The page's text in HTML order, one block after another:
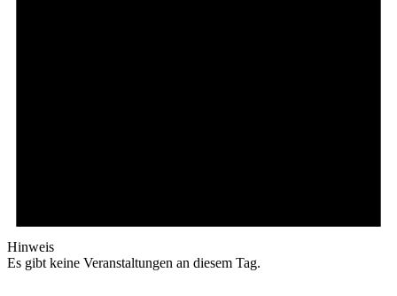
Hinweis
Es gibt keine Veranstaltungen an diesem Tag.